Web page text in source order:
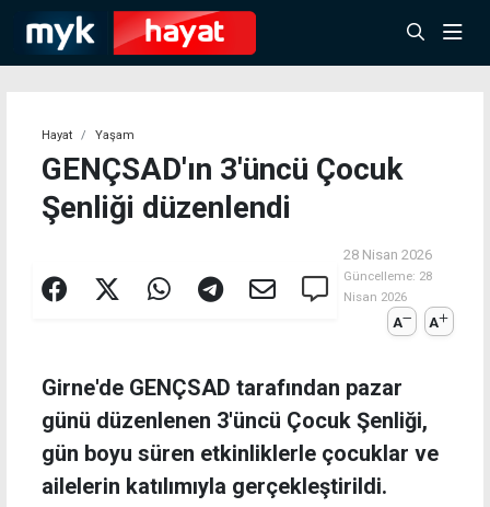
Hayat Yaşam
GENÇSAD'ın 3'üncü Çocuk
Şenliği düzenlendi
28 Nisan 2026
Güncelleme: 28
Nisan 2026
A A
Girne'de GENÇSAD tarafından pazar
günü düzenlenen 3'üncü Çocuk Şenliği,
gün boyu süren etkinliklerle çocuklar ve
ailelerin katılımıyla gerçekleştirildi.